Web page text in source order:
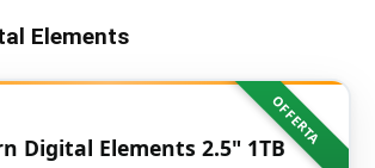
Elements
OFFERTA
Digital Elements 2.5" 1TB